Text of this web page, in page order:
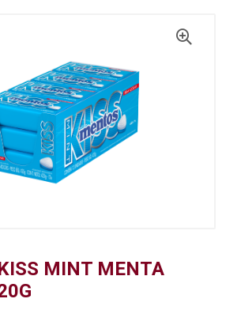
MINT MENTA